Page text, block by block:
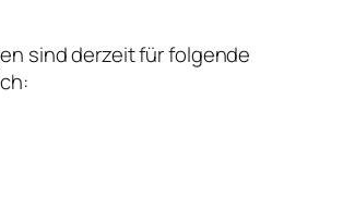
sind derzeit für folgende